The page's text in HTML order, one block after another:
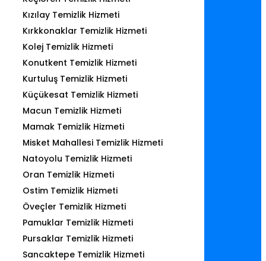
Kızılay Temizlik Hizmeti
Kırkkonaklar Temizlik Hizmeti
Kolej Temizlik Hizmeti
Konutkent Temizlik Hizmeti
Kurtuluş Temizlik Hizmeti
Küçükesat Temizlik Hizmeti
Macun Temizlik Hizmeti
Mamak Temizlik Hizmeti
Misket Mahallesi Temizlik Hizmeti
Natoyolu Temizlik Hizmeti
Oran Temizlik Hizmeti
Ostim Temizlik Hizmeti
Öveçler Temizlik Hizmeti
Pamuklar Temizlik Hizmeti
Pursaklar Temizlik Hizmeti
Sancaktepe Temizlik Hizmeti